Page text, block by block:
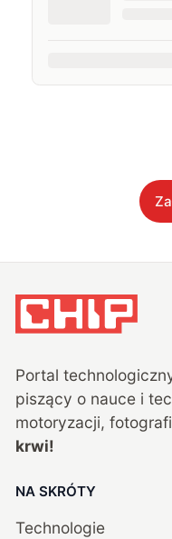
Portal
piszący o nauce i
motoryzacji,
krwi!
NA SKRÓTY
Technologie